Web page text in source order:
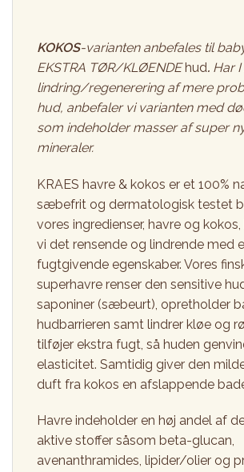
KOKOS-varianten anbefales til
EKSTRA TØR/KLØENDEhud. Har
lindring/regenerering af mere
hud, anbefaler vi varianten med
som indeholder masser af super
mineraler.
KRAES havre & kokos er et 100%
sæbefrit og dermatologisk testet
vores ingredienser, havre og
vi det rensende og lindrende med
fugtgivende egenskaber. Vores
superhavre renser den sensitive
saponiner (sæbeurt), opretholder
hudbarrieren samt lindrer kløe og
tilføjer ekstra fugt, så huden
elasticitet. Samtidig giver den
duft fra kokos en afslappende
Havre indeholder en høj andel af
aktive stoffer såsom beta-glucan,
avenanthramides, lipider/olier og